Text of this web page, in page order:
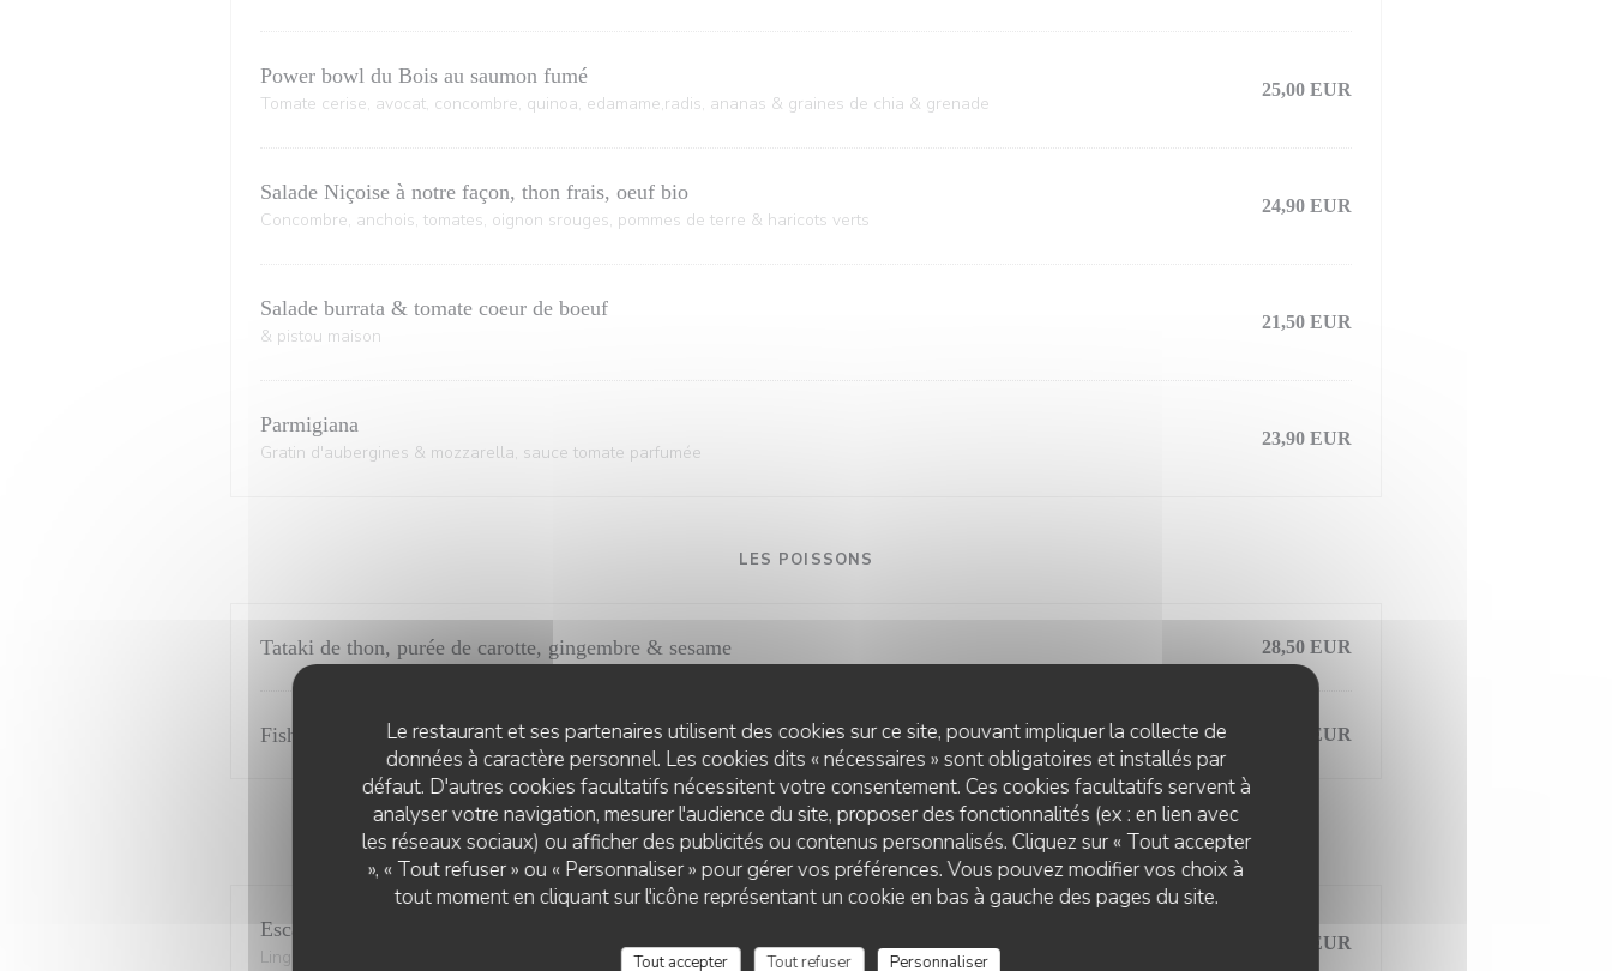
Le restaurant et ses partenaires utilisent des cookies sur ce site, pouvant impliquer la collecte de
données à caractère personnel. Les cookies dits « nécessaires » sont obligatoires et installés par
défaut. D'autres cookies facultatifs nécessitent votre consentement. Ces cookies facultatifs servent à
analyser votre navigation, mesurer l'audience du site, proposer des fonctionnalités (ex : en lien avec
les réseaux sociaux) ou afficher des publicités ou contenus personnalisés. Cliquez sur « Tout accepter
», « Tout refuser » ou « Personnaliser » pour gérer vos préférences. Vous pouvez modifier vos choix à
tout moment en cliquant sur l'icône représentant un cookie en bas à gauche des pages du site.
Tout accepter Tout refuser
Personnaliser
Power bowl du Bois au saumon fumé
Tomate cerise, avocat, concombre, quinoa, edamame,radis, ananas & graines de chia & grenade
25,00 EUR
Salade Niçoise à notre façon, thon frais, oeuf bio
Concombre, anchois, tomates, oignon srouges, pommes de terre & haricots verts
24,90 EUR
Salade burrata & tomate coeur de boeuf
& pistou maison
21,50 EUR
Parmigiana
Gratin d'aubergines & mozzarella, sauce tomate parfumée
23,90 EUR
LES POISSONS
Tataki de thon, purée de carotte, gingembre & sesame 28,50 EUR
Fish & chips croustillant, sauce tartare 23,90 EUR
LES PLATS
Escalope de poulet pané
Linguine, sauce tomate, pistou & tomate cerises
23,00 EUR